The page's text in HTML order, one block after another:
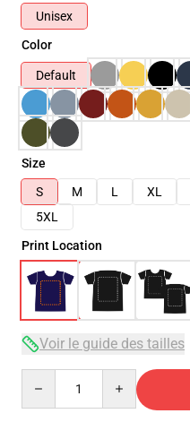
Unisex
Color
Default
Size
S
M L XL
5XL
Print Location
Voir le guide des tailles